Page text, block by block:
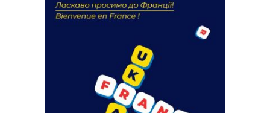
18 septembre 2023
FEUILLETER